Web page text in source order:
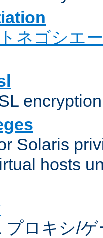
ネゴシエ
Solaris
hosts
プロキシ/